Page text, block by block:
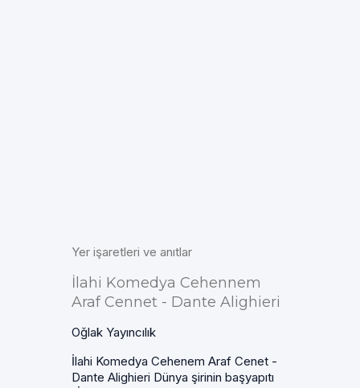
Yer işaretleri ve anıtlar
İlahi Komedya Cehennem
Araf Cennet - Dante Alighieri
Oğlak Yayıncılık
İlahi Komedya Cehenem Araf Cenet -
Dante Alighieri Dünya şirinin başyapıtı